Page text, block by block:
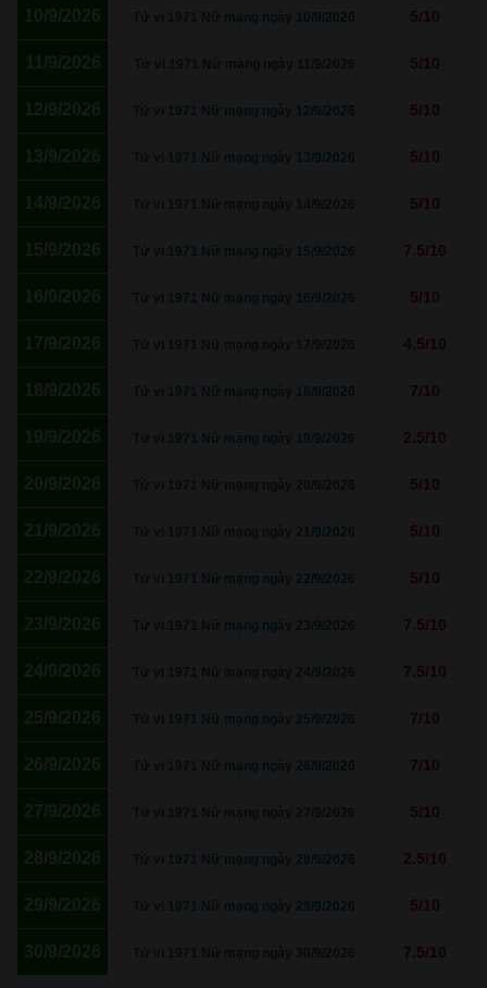
10/9/2026 Tử vi 1971 Nữ mạng ngày 10/9/2026 5/10
11/9/2026 Tử vi 1971 Nữ mạng ngày 11/9/2026 5/10
12/9/2026 Tử vi 1971 Nữ mạng ngày 12/9/2026 5/10
13/9/2026 Tử vi 1971 Nữ mạng ngày 13/9/2026 5/10
14/9/2026 Tử vi 1971 Nữ mạng ngày 14/9/2026 5/10
15/9/2026 Tử vi 1971 Nữ mạng ngày 15/9/2026 7.5/10
16/9/2026 Tử vi 1971 Nữ mạng ngày 16/9/2026 5/10
17/9/2026 Tử vi 1971 Nữ mạng ngày 17/9/2026 4.5/10
18/9/2026 Tử vi 1971 Nữ mạng ngày 18/9/2026 7/10
19/9/2026 Tử vi 1971 Nữ mạng ngày 19/9/2026 2.5/10
20/9/2026 Tử vi 1971 Nữ mạng ngày 20/9/2026 5/10
21/9/2026 Tử vi 1971 Nữ mạng ngày 21/9/2026 5/10
22/9/2026 Tử vi 1971 Nữ mạng ngày 22/9/2026 5/10
23/9/2026 Tử vi 1971 Nữ mạng ngày 23/9/2026 7.5/10
24/9/2026 Tử vi 1971 Nữ mạng ngày 24/9/2026 7.5/10
25/9/2026 Tử vi 1971 Nữ mạng ngày 25/9/2026 7/10
26/9/2026 Tử vi 1971 Nữ mạng ngày 26/9/2026 7/10
27/9/2026 Tử vi 1971 Nữ mạng ngày 27/9/2026 5/10
28/9/2026 Tử vi 1971 Nữ mạng ngày 28/9/2026 2.5/10
29/9/2026 Tử vi 1971 Nữ mạng ngày 29/9/2026 5/10
30/9/2026 Tử vi 1971 Nữ mạng ngày 30/9/2026 7.5/10